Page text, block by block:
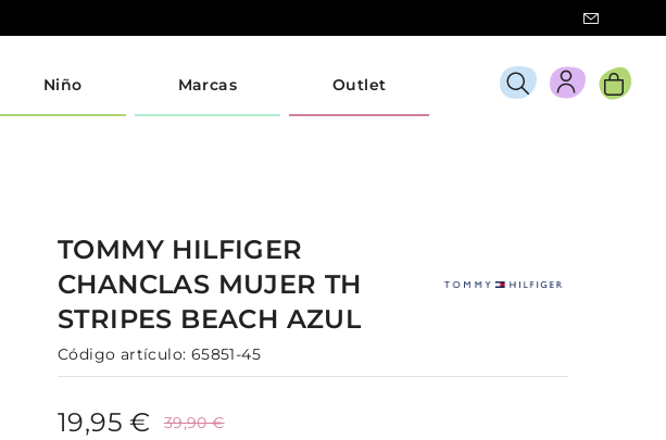
Niño Marcas Outlet
TOMMY HILFIGER
CHANCLAS MUJER TH
STRIPES BEACH AZUL
Código artículo: 65851-45
19,95 € 39,90 €